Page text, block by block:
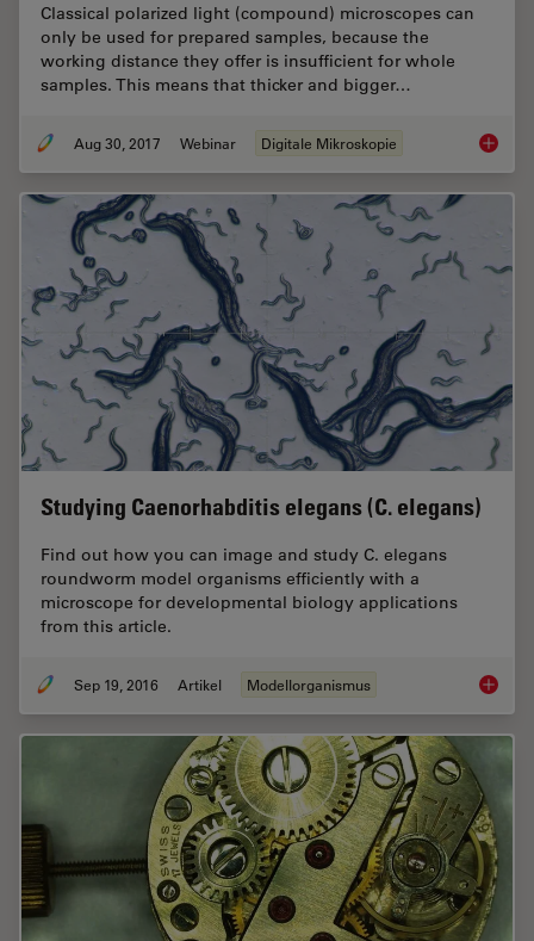
Classical polarized light (compound) microscopes can
only be used for prepared samples, because the
working distance they offer is insufficient for whole
samples. This means that thicker and bigger…
Aug 30, 2017 Webinar Digitale Mikroskopie Digital
Studying Caenorhabditis elegans (C. elegans)
Find out how you can image and study C. elegans
roundworm model organisms efficiently with a
microscope for developmental biology applications
from this article.
Sep 19, 2016 Artikel Modellorganismus